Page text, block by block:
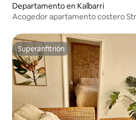
Departamento en Kalbarri
Acogedor apartamento costero
Superanfitrión
Superanfitrión